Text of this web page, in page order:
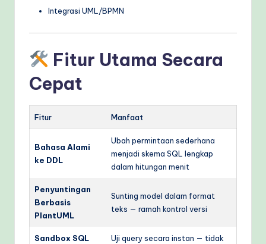
Integrasi UML/BPMN
Fitur Utama Secara
Cepat
Fitur Manfaat
Bahasa Alami
ke DDL
Ubah permintaan sederhana
menjadi skema SQL lengkap
dalam hitungan menit
Penyuntingan
Berbasis
PlantUML
Sunting model dalam format
teks — ramah kontrol versi
Sandbox SQL
Uji query secara instan — tidak